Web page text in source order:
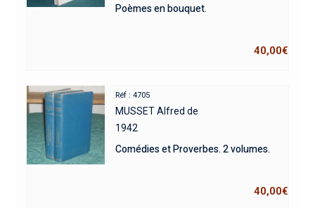
Poèmes en bouquet.
40,00€
Réf : 4705
MUSSET Alfred de
1942
Comédies et Proverbes. 2 volumes.
40,00€